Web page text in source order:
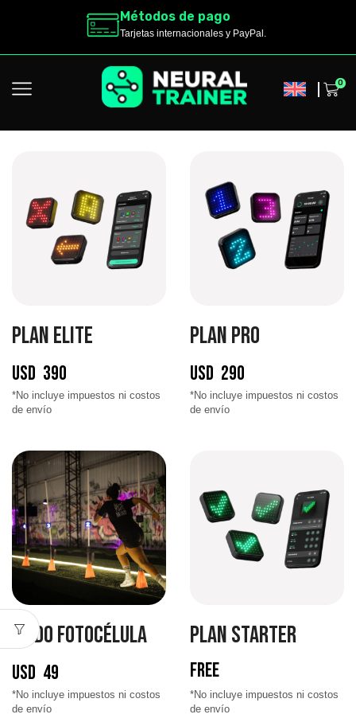
Métodos de pago
Tarjetas internacionales y PayPal.
0
PLAN ELITE
USD 390
PLAN PRO
USD 290
MODO FOTOCÉLULA
USD 49
PLAN STARTER